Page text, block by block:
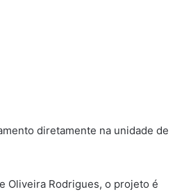
diretamente na unidade de
Oliveira Rodrigues, o projeto é